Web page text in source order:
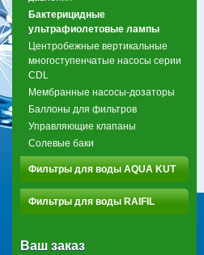
Бактерицидные
ультрафиолетовые лампы
Центробежные вертикальные
многоступенчатые насосы серии
CDL
Мембранные насосы-дозаторы
Баллоны для фильтров
Управляющие клапаны
Солевые баки
Фильтры для воды AQUA KUT
Фильтры для воды RAIFIL
Ваш заказ